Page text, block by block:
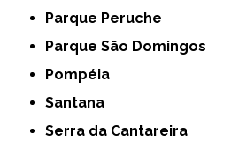
Parque Peruche
Parque São Domingos
Pompéia
Santana
Serra da Cantareira